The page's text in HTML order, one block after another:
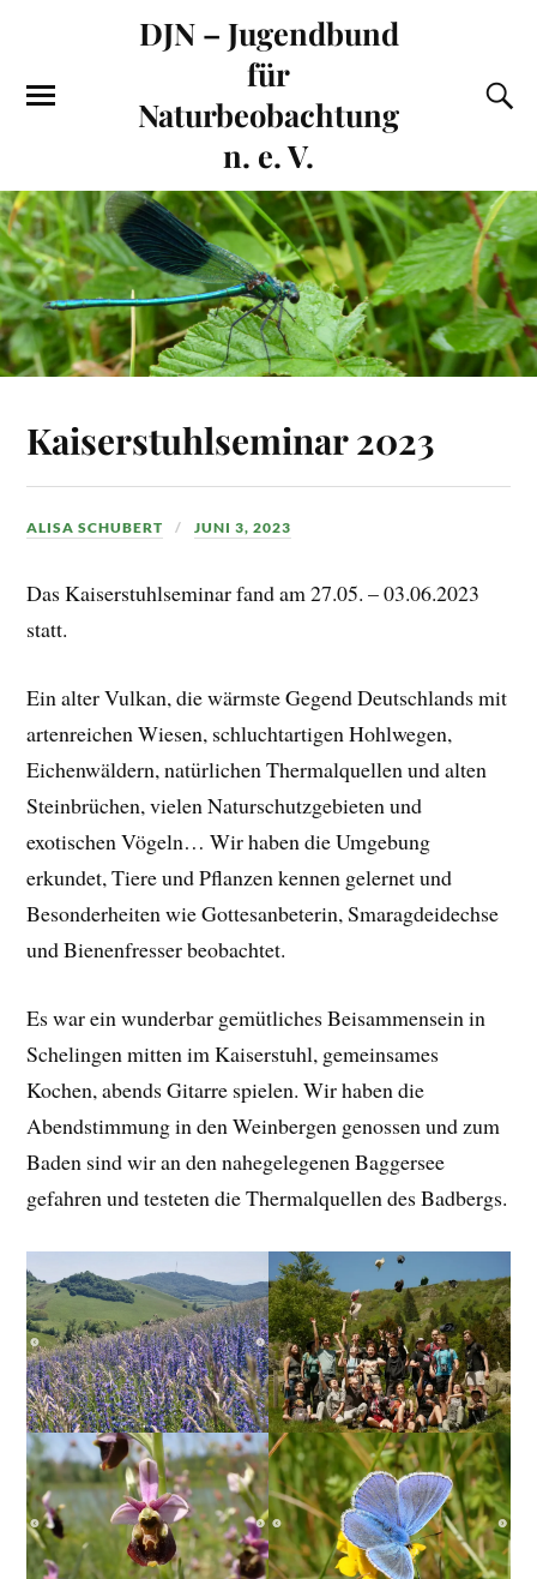
DJN – Jugendbund
für
Naturbeobachtung
n. e. V.
Kaiserstuhlseminar 2023
ALISA SCHUBERT JUNI 3, 2023
Das Kaiserstuhlseminar fand am 27.05. – 03.06.2023
statt.
Ein alter Vulkan, die wärmste Gegend Deutschlands mit
artenreichen Wiesen, schluchtartigen Hohlwegen,
Eichenwäldern, natürlichen Thermalquellen und alten
Steinbrüchen, vielen Naturschutzgebieten und
exotischen Vögeln… Wir haben die Umgebung
erkundet, Tiere und Pflanzen kennen gelernet und
Besonderheiten wie Gottesanbeterin, Smaragdeidechse
und Bienenfresser beobachtet.
Es war ein wunderbar gemütliches Beisammensein in
Schelingen mitten im Kaiserstuhl, gemeinsames
Kochen, abends Gitarre spielen. Wir haben die
Abendstimmung in den Weinbergen genossen und zum
Baden sind wir an den nahegelegenen Baggersee
gefahren und testeten die Thermalquellen des Badbergs.